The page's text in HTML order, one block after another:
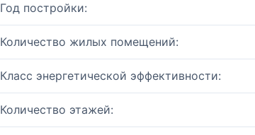
Год постройки:
Количество жилых помещений:
Класс энергетической эффективности:
Количество этажей: